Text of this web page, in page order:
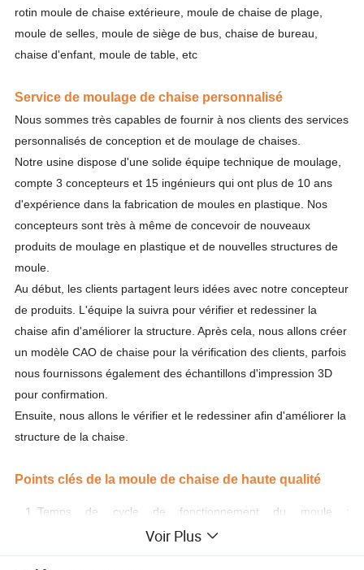
rotin moule de chaise extérieure, moule de chaise de plage,
moule de selles, moule de siège de bus, chaise de bureau,
chaise d'enfant, moule de table, etc
Service de moulage de chaise personnalisé
Nous sommes très capables de fournir à nos clients des services
personnalisés de conception et de moulage de chaises.
Notre usine dispose d'une solide équipe technique de moulage,
compte 3 concepteurs et 15 ingénieurs qui ont plus de 10 ans
d'expérience dans la fabrication de moules en plastique. Nos
concepteurs sont très à même de concevoir de nouveaux
produits de moulage en plastique et de nouvelles structures de
moule.
Au début, les clients partagent leurs idées avec notre concepteur
de produits. L'équipe la suivra pour vérifier et redessiner la
chaise afin d'améliorer la structure. Après cela, nous allons créer
un modèle CAO de chaise pour la vérification des clients, parfois
nous fournissons également des échantillons d'impression 3D
pour confirmation.
Ensuite, nous allons le vérifier et le redessiner afin d'améliorer la
structure de la chaise.
Points clés de la moule de chaise de haute qualité
Temps de cycle de fonctionnement du moule :
généralement, le temps de cycle doit être de 35 s à 55 s.
Voir Plus